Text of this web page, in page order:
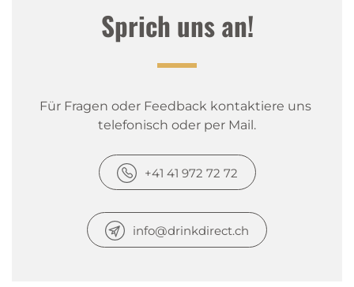
Sprich uns an!
Für Fragen oder Feedback kontaktiere uns
telefonisch oder per Mail.
+41 41 972 72 72
info@drinkdirect.ch